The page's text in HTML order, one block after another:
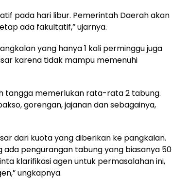
pada hari libur. Pemerintah Daerah akan
ada fakultatif,” ujarnya.
yang hanya 1 kali perminggu juga
karena tidak mampu memenuhi
tangga memerlukan rata-rata 2 tabung.
gorengan, jajanan dan sebagainya,
dari kuota yang diberikan ke pangkalan.
pengurangan tabung yang biasanya 50
klarifikasi agen untuk permasalahan ini,
ungkapnya.